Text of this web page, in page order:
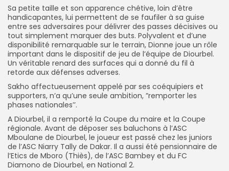
Sa petite taille et son apparence chétive, loin d’être
handicapantes, lui permettent de se faufiler à sa guise
entre ses adversaires pour délivrer des passes décisives ou
tout simplement marquer des buts. Polyvalent et d’une
disponibilité remarquable sur le terrain, Dionne joue un rôle
important dans le dispositif de jeu de l’équipe de Diourbel.
Un véritable renard des surfaces qui a donné du fil à
retorde aux défenses adverses.
Sakho affectueusement appelé par ses coéquipiers et
supporters, n’a qu’une seule ambition, ”remporter les
phases nationales’’.
A Diourbel, il a remporté la Coupe du maire et la Coupe
régionale. Avant de déposer ses baluchons à l’ASC
Mboulane de Diourbel, le joueur est passé chez les juniors
de l’ASC Niarry Tally de Dakar. Il a aussi été pensionnaire de
l’Etics de Mboro (Thiès), de l’ASC Bambey et du FC
Diamono de Diourbel, en National 2.